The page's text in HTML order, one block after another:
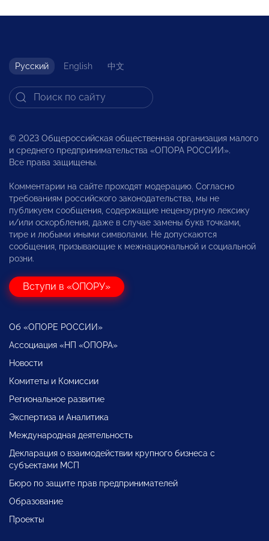
Русский English 中文
© 2023 Общероссийская общественная организация малого
и среднего предпринимательства «ОПОРА РОССИИ».
Все права защищены.
Комментарии на сайте проходят модерацию. Согласно
требованиям российского законодательства, мы не
публикуем сообщения, содержащие нецензурную лексику
и/или оскорбления, даже в случае замены букв точками,
тире и любыми иными символами. Не допускаются
сообщения, призывающие к межнациональной и социальной
розни.
Вступи в «ОПОРУ»
Об «ОПОРЕ РОССИИ»
Ассоциация «НП «ОПОРА»
Новости
Комитеты и Комиссии
Региональное развитие
Экспертиза и Аналитика
Международная деятельность
Декларация о взаимодействии крупного бизнеса с
субъектами МСП
Бюро по защите прав предпринимателей
Образование
Проекты